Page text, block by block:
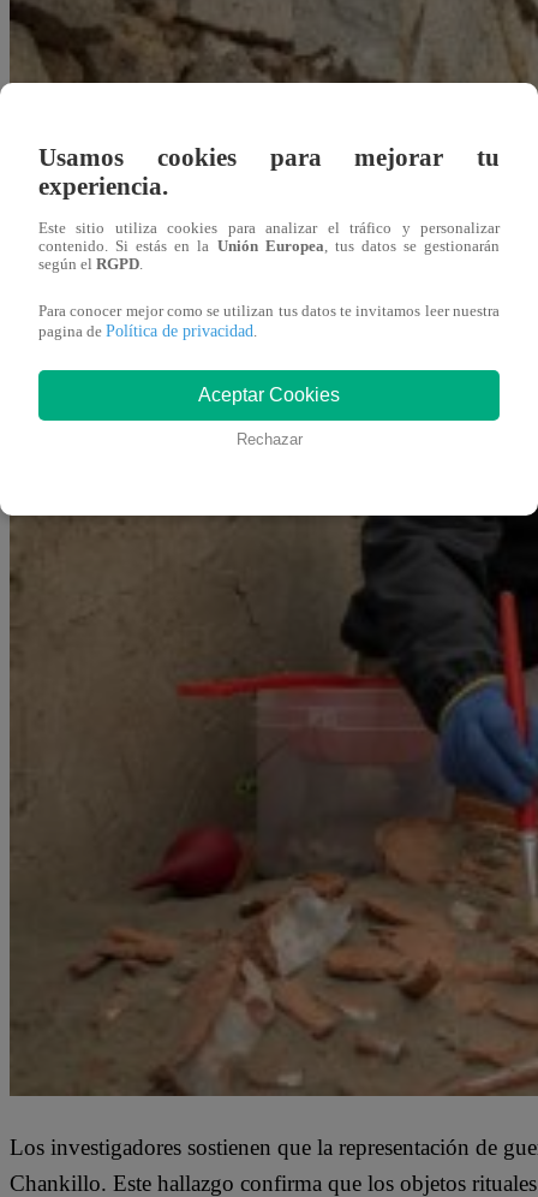
Los investigadores sostienen que la representación de
Chankillo. Este hallazgo confirma que los objetos
Usamos cookies para mejorar tu
experiencia.
Este sitio utiliza cookies para analizar el tráfico y personalizar
contenido. Si estás en la Unión Europea , tus datos se gestionarán
según el RGPD
Para conocer mejor como se utilizan tus datos te invitamos leer nuestra
pagina de Política de privacidad
Aceptar Cookies
Rechazar